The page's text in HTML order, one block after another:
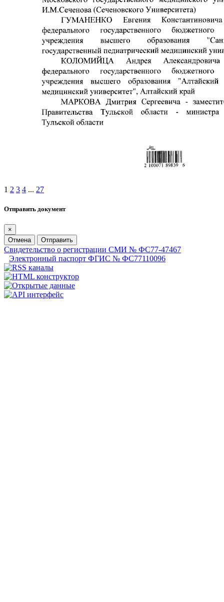
1 2 3 4 ... 27
Отправить документ
×
Отмена
Отправить
Свидетельство о регистрации СМИ № ФС77-47467
Электронный паспорт ФГИС № ФС77110096